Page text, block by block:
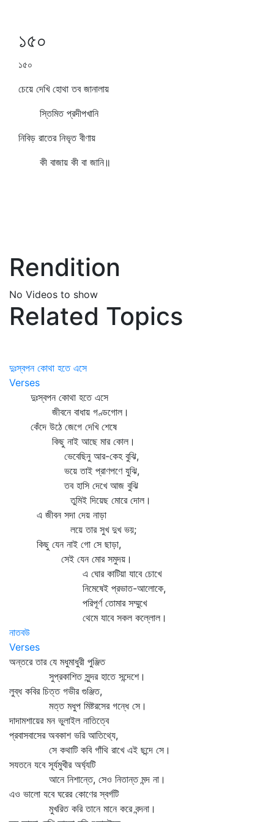
১৫০
১৫০
চেয়ে দেখি হোথা তব জানালায়
স্তিমিত প্রদীপখানি
নিবিড় রাতের নিভৃত বীণায়
কী বাজায় কী বা জানি॥
Rendition
No Videos to show
Related Topics
দুঃস্বপন কোথা হতে এসে
Verses
দুঃস্বপন কোথা হতে এসে
জীবনে বাধায় গণ্ডগোল।
কেঁদে উঠে জেগে দেখি শেষে
কিছু নাই আছে মার কোল।
ভেবেছিনু আর-কেহ বুঝি,
ভয়ে তাই প্রাণপণে যুঝি,
তব হাসি দেখে আজ বুঝি
তুমিই দিয়েছ মোরে দোল।
এ জীবন সদা দেয় নাড়া
লয়ে তার সুখ দুখ ভয়;
কিছু যেন নাই গো সে ছাড়া,
সেই যেন মোর সমুদয়।
এ ঘোর কাটিয়া যাবে চোখে
নিমেষেই প্রভাত-আলোকে,
পরিপূর্ণ তোমার সম্মুখে
থেমে যাবে সকল কল্লোল।
নাতবউ
Verses
অন্তরে তার যে মধুমাধুরী পুঞ্জিত
সুপ্রকাশিত সুন্দর হাতে সন্দেশে।
লুব্ধ কবির চিত্ত গভীর গুঞ্জিত,
মত্ত মধুপ মিষ্টরসের গন্ধে সে।
দাদামশায়ের মন ভুলাইল নাতিত্বে
প্রবাসবাসের অবকাশ ভরি আতিথ্যে,
সে কথাটি কবি গাঁথি রাখে এই ছন্দে সে।
সযতনে যবে সূর্যমুখীর অর্ঘ্যটি
আনে নিশান্তে, সেও নিতান্ত মন্দ না।
এও ভালো যবে ঘরের কোণের স্বর্গটি
মুখরিত করি তানে মানে করে বন্দনা।